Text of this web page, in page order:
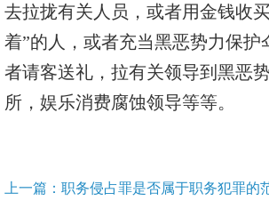
去拉拢有关人员，或者用金钱收
着”的人，或者充当黑恶势力保护
者请客送礼，拉有关领导到黑恶
所，娱乐消费腐蚀领导等等。
上一篇：职务侵占罪是否属于职务犯罪的